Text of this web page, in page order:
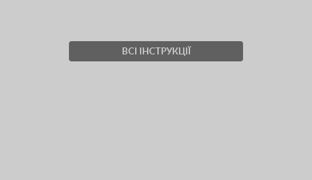
ВСІ ІНСТРУКЦІЇ